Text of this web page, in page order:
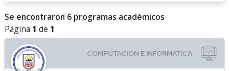
Se encontraron 6 programas académicos
Página 1 de 1